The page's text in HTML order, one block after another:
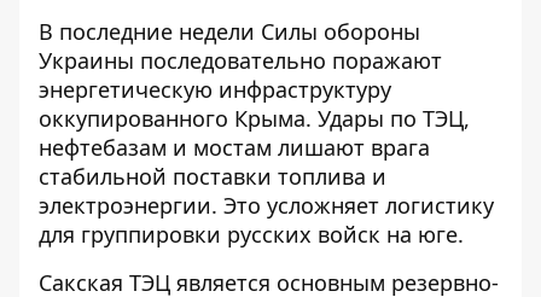
В последние недели Силы обороны
Украины последовательно поражают
энергетическую инфраструктуру
оккупированного Крыма. Удары по ТЭЦ,
нефтебазам и мостам лишают врага
стабильной поставки топлива и
электроэнергии. Это усложняет логистику
для группировки русских войск на юге.
Сакская ТЭЦ является основным резервно-